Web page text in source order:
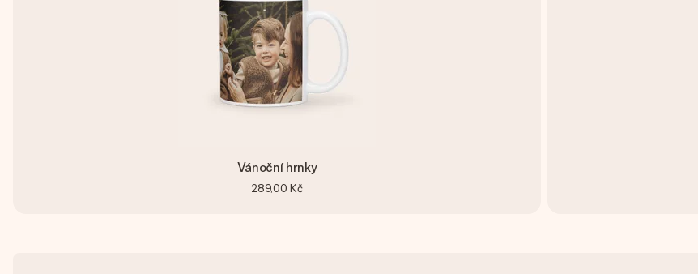
Vánoční hrnky
289,00 Kč